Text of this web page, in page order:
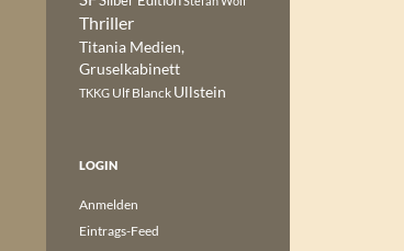
Thriller
Titania Medien,
Gruselkabinett
TKKG Ulf Blanck Ullstein
LOGIN
Anmelden
Eintrags-Feed